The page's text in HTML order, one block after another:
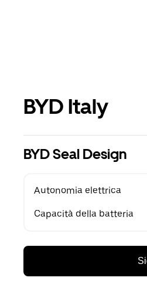
BYD Italy
BYD Seal Design
Autonomia elettrica
Capacità della batteria